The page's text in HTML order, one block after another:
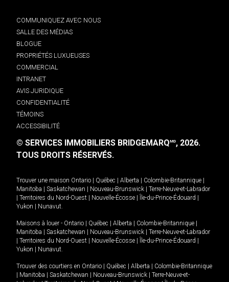
COMMUNIQUEZ AVEC NOUS
SALLE DES MÉDIAS
BLOGUE
PROPRIÉTÉS LUXUEUSES
COMMERCIAL
INTRANET
AVIS JURIDIQUE
CONFIDENTIALITÉ
TÉMOINS
ACCESSIBILITÉ
© SERVICES IMMOBILIERS BRIDGEMARQMD, 2026.
TOUS DROITS RÉSERVÉS.
Trouver une maison Ontario Québec Alberta Colombie-Britannique
Manitoba
Saskatchewan Nouveau-Brunswick
Terre-Neuve-et-Labrador
Territoires du Nord-Ouest Nouvelle-Écosse Île-du-Prince-Édouard
Yukon
Nunavut.
Maisons à louer - Ontario Québec Alberta Colombie-Britannique
Manitoba
Saskatchewan Nouveau-Brunswick
Terre-Neuve-et-Labrador
Territoires du Nord-Ouest Nouvelle-Écosse Île-du-Prince-Édouard
Yukon
Nunavut.
Trouver des courtiers en Ontario Québec Alberta
Colombie-Britannique
Manitoba Saskatchewan Nouveau-Brunswick
Terre-Neuve-et-